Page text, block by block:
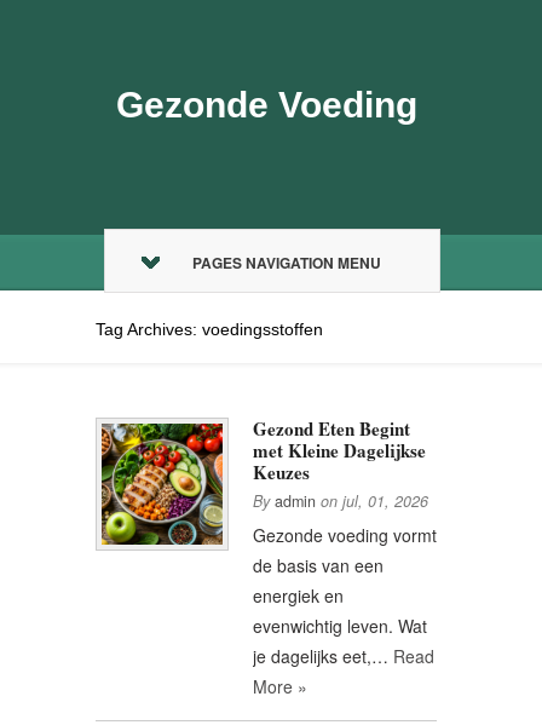
Gezonde Voeding
PAGES NAVIGATION MENU
Tag Archives: voedingsstoffen
Gezond Eten Begint
met Kleine Dagelijkse
Keuzes
By admin on jul, 01, 2026
Gezonde voeding vormt
de basis van een
energiek en
evenwichtig leven. Wat
je dagelijks eet,… Read
More »